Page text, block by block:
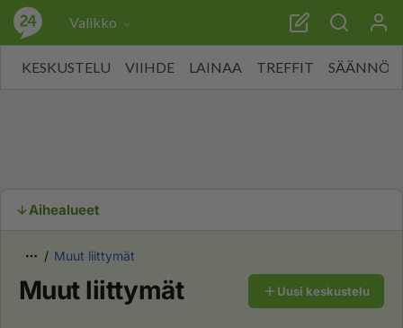
Valikko
KESKUSTELU VIIHDE LAINAA TREFFIT SÄÄNNÖT
Aihealueet
Muut liittymät
Muut liittymät Uusi keskustelu